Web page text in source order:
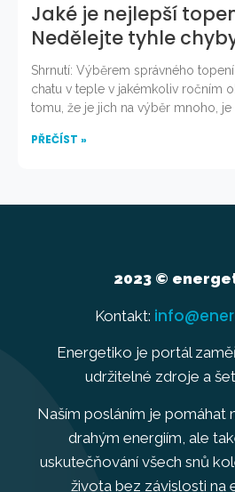
Jaké je nejlepší
Nedělejte tyhle
Shrnutí: Výběrem správného
chatu v teple v jakémkoliv ročním
tomu, že je jich na výběr mnoho, je
PŘEČÍST »
2023 ©
Kontakt:
Energetiko je portál
udržitelné zdroje a
Naším posláním je pomáhat
drahým energiím, ale
uskutečňování všech snů
života bez závislosti na